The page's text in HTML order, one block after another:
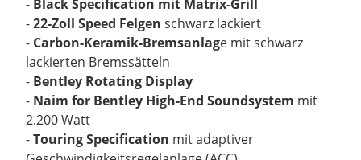
- Black Specification mit Matrix-Grill
-22-Zoll Speed Felgen schwarz lackiert
- Carbon-Keramik-Bremsanlage mit schwarz
lackierten Bremssätteln
- Bentley Rotating Display
- Naim for Bentley High-End Soundsystem mit
2.200 Watt
-Touring Specification mit adaptiver